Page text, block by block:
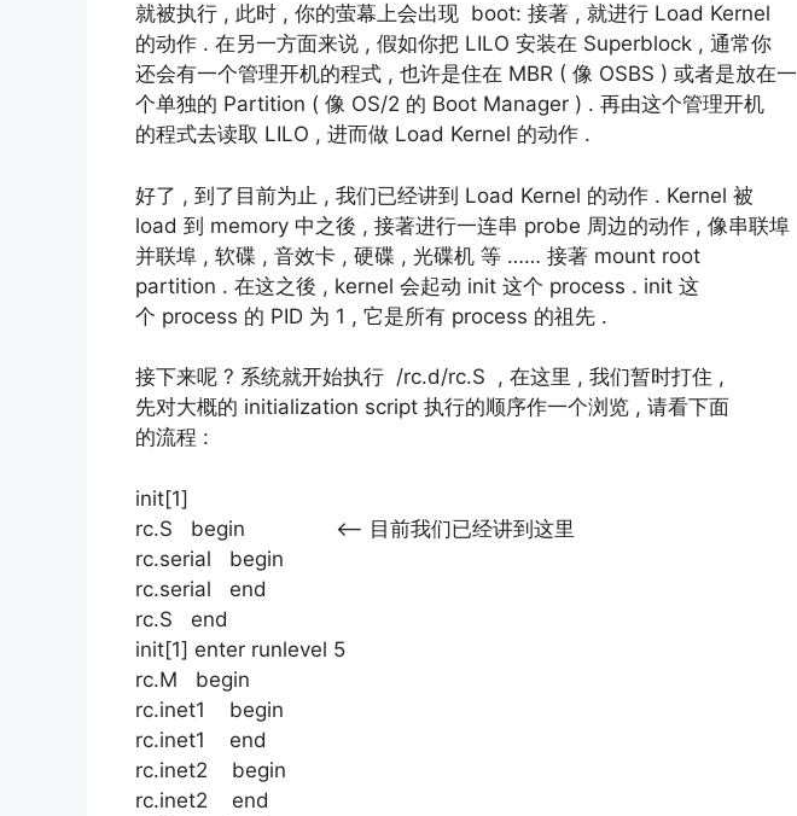
就被执行 , 此时 , 你的萤幕上会出现 boot: 接著 , 就进行 Load Kernel
的动作 . 在另一方面来说 , 假如你把 LILO 安装在 Superblock , 通常你
还会有一个管理开机的程式 , 也许是住在 MBR ( 像 OSBS ) 或者是放在一
个单独的 Partition ( 像 OS/2 的 Boot Manager ) . 再由这个管理开机
的程式去读取 LILO , 进而做 Load Kernel 的动作 .
好了 , 到了目前为止 , 我们已经讲到 Load Kernel 的动作 . Kernel 被
load 到 memory 中之後 , 接著进行一连串 probe 周边的动作 , 像串联埠
并联埠 , 软碟 , 音效卡 , 硬碟 , 光碟机 等 …… 接著 mount root
partition . 在这之後 , kernel 会起动 init 这个 process . init 这
个 process 的 PID 为 1 , 它是所有 process 的祖先 .
接下来呢 ? 系统就开始执行 /rc.d/rc.S , 在这里 , 我们暂时打住 ,
先对大概的 initialization script 执行的顺序作一个浏览 , 请看下面
的流程 :
init[1]
rc.S begin <— 目前我们已经讲到这里
rc.serial begin
rc.serial end
rc.S end
init[1] enter runlevel 5
rc.M begin
rc.inet1 begin
rc.inet1 end
rc.inet2 begin
rc.inet2 end